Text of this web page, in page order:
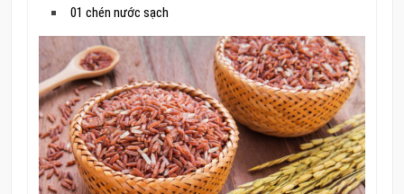
01 chén nước sạch